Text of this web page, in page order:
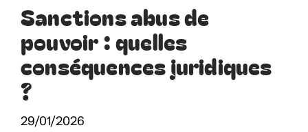
Sanctions abus de
pouvoir : quelles
conséquences juridiques
?
29/01/2026